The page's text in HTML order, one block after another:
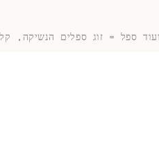
ספל = זוג ספלים הנשיקה,